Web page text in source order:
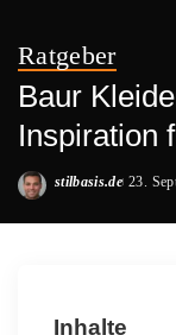
Ratgeber
Baur
Inspiration
Posted
stilbasis.de 23.
Inhalte